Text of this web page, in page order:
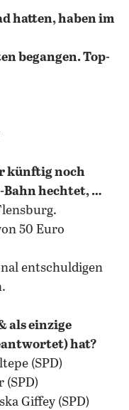
hatten, haben im
begangen. Top-
künftig noch
Bahn hechtet, …
50 Euro
entschuldigen
als einzige
hat?
(SPD)
(SPD)
Giffey (SPD)